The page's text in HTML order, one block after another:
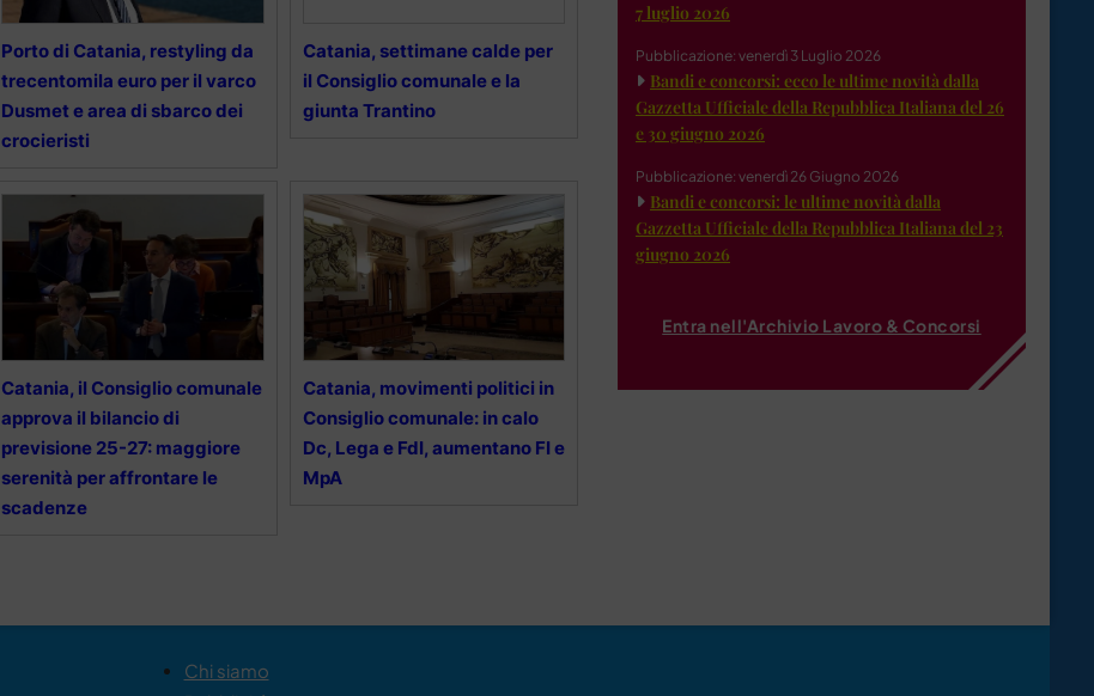
Porto di Catania, restyling da
trecentomila euro per il varco
Dusmet e area di sbarco dei
crocieristi
Catania, settimane calde per
il Consiglio comunale e la
giunta Trantino
Catania, il Consiglio comunale
approva il bilancio di
previsione 25-27: maggiore
serenità per affrontare le
scadenze
Catania, movimenti politici in
Consiglio comunale: in calo
Dc, Lega e FdI, aumentano FI e
MpA
7 luglio 2026
Pubblicazione: venerdì 3 Luglio 2026
Bandi e concorsi: ecco le ultime novità dalla
Gazzetta Ufficiale della Repubblica Italiana del 26
e 30 giugno 2026
Pubblicazione: venerdì 26 Giugno 2026
Bandi e concorsi: le ultime novità dalla
Gazzetta Ufficiale della Repubblica Italiana del 23
giugno 2026
Entra nell'Archivio Lavoro & Concorsi
Chi siamo